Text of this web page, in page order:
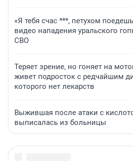
«Я тебя счас ***, петухом
видео нападения уральского
СВО
Теряет зрение, но гоняет на
живет подросток с редчайшим
которого нет лекарств
Выжившая после атаки с
выписалась из больницы